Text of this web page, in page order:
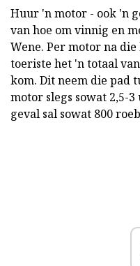
Huur 'n motor - ook 'n
van hoe om vinnig en
Wene. Per motor na
toeriste het 'n totaal
kom. Dit neem die pad
motor slegs sowat 2,5-
geval sal sowat 800